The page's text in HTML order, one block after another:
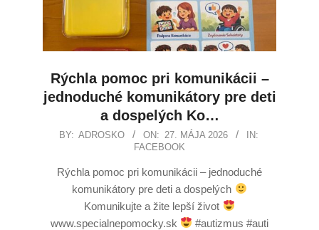
Rýchla pomoc pri komunikácii –
jednoduché komunikátory pre deti
a dospelých Ko…
BY: ADROSKO ON: 27. MÁJA 2026
IN:
FACEBOOK
Rýchla pomoc pri komunikácii – jednoduché
komunikátory pre deti a dospelých
Komunikujte a žite lepší život
www.specialnepomocky.sk
#autizmus #auti